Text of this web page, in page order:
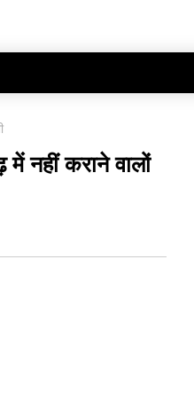
नहीं कराने वालों